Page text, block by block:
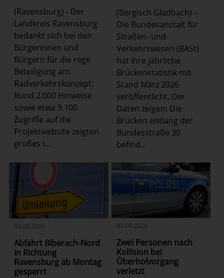
(Ravensburg) - Der
Landkreis Ravensburg
bedankt sich bei den
Bürgerinnen und
Bürgern für die rege
Beteiligung am
Radverkehrskonzept:
Rund 2.000 Hinweise
sowie etwa 9.100
Zugriffe auf die
Projektwebsite zeigten
großes I...
(Bergisch Gladbach) -
Die Bundesanstalt für
Straßen- und
Verkehrswesen (BASt)
hat ihre jährliche
Brückenstatistik mit
Stand März 2026
veröffentlicht. Die
Daten zeigen: Die
Brücken entlang der
Bundesstraße 30
befind...
09.06.2026
Abfahrt Biberach-Nord
in Richtung
Ravensburg ab Montag
gesperrt
01.06.2026
Zwei Personen nach
Kollision bei
Überholvorgang
verletzt